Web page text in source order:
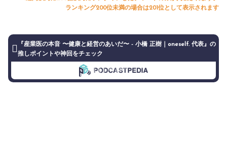
ランキング200位未満の場合は201位として表示されます
『産業医の本音 〜健康と経営のあいだ〜 - 小橋 正樹｜oneself. 代表』の
推しポイントや神回をチェック